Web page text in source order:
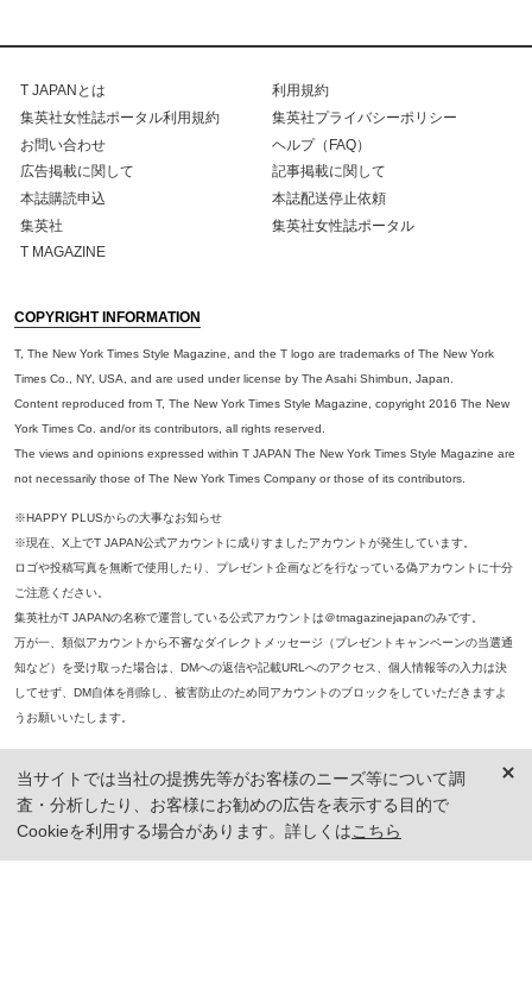
T JAPANとは
利用規約
集英社女性誌ポータル利用規約
集英社プライバシーポリシー
お問い合わせ
ヘルプ（FAQ）
広告掲載に関して
記事掲載に関して
本誌購読申込
本誌配送停止依頼
集英社
集英社女性誌ポータル
T MAGAZINE
COPYRIGHT INFORMATION
T, The New York Times Style Magazine, and the T logo are trademarks of The New York
Times Co., NY, USA, and are used under license by The Asahi Shimbun, Japan.
Content reproduced from T, The New York Times Style Magazine, copyright 2016 The New
York Times Co. and/or its contributors, all rights reserved.
The views and opinions expressed within T JAPAN The New York Times Style Magazine are
not necessarily those of The New York Times Company or those of its contributors.
※HAPPY PLUSからの大事なお知らせ
※現在、X上でT JAPAN公式アカウントに成りすましたアカウントが発生しています。
ロゴや投稿写真を無断で使用したり、プレゼント企画などを行なっている偽アカウントに十分
ご注意ください。
集英社がT JAPANの名称で運営している公式アカウントは＠tmagazinejapanのみです。
万が一、類似アカウントから不審なダイレクトメッセージ（プレゼントキャンペーンの当選通
知など）を受け取った場合は、DMへの返信や記載URLへのアクセス、個人情報等の入力は決
してせず、DM自体を削除し、被害防止のため同アカウントのブロックをしていただきますよ
うお願いいたします。
※ 掲載商品の価格は、特に記載がないかぎり、「税込価格」で表示しています。ただし、2021年3月18日以前に公開し
た記事については「本体価格（税抜）」での表示となり、 掲載価格には消費税が含まれておりませんのでご注意くだ
当サイトでは当社の提携先等がお客様のニーズ等について調
査・分析したり、お客様にお勧めの広告を表示する目的で
Cookieを利用する場合があります。詳しくはこちら